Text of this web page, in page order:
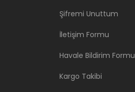
Şifremi Unuttum
İletişim Formu
Havale Bildirim Formu
Kargo Takibi